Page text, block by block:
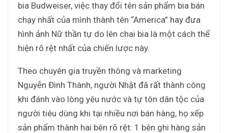
bia Budweiser, việc thay đổi tên sản phẩm bia bán
chạy nhất của mình thành tên “America” hay đưa
hình ảnh Nữ thần tự do lên chai bia là một cách thể
hiện rõ rệt nhất của chiến lược này.
Theo chuyên gia truyền thông và marketing
Nguyễn Đình Thành, người Nhật đã rất thành công
khi đánh vào lòng yêu nước và tự tôn dân tộc của
người tiêu dùng khi tại nhiều nơi bán hàng, họ xếp
sản phẩm thành hai bên rõ rệt: 1 bên ghi hàng sản